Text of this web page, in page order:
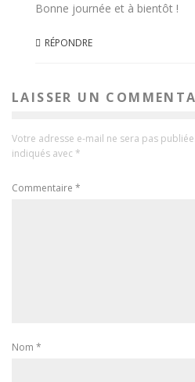
Bonne journée et à bientôt !
RÉPONDRE
LAISSER UN
Votre adresse e-mail ne sera pas publiée.
indiqués avec *
Commentaire *
Nom *